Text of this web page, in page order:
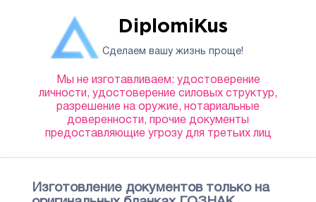
DiplomiKus
Сделаем вашу жизнь проще!
Мы не изготавливаем: удостоверение
личности, удостоверение силовых структур,
разрешение на оружие, нотариальные
доверенности, прочие документы
предоставляющие угрозу для третьих лиц
Изготовление документов только на